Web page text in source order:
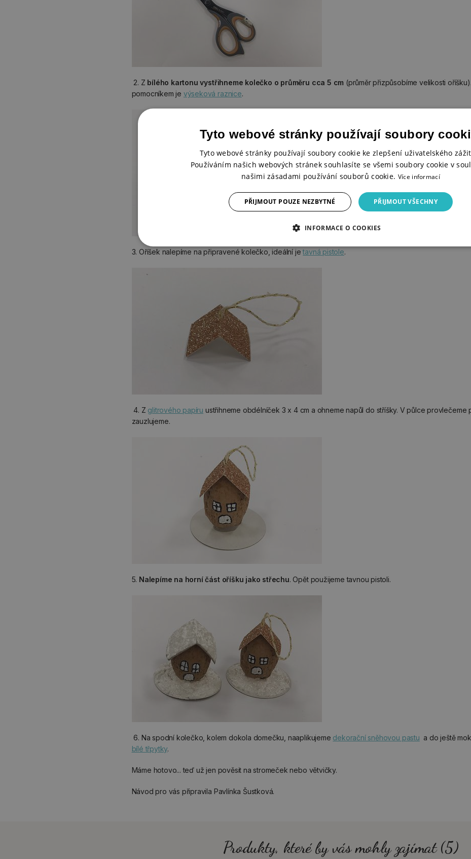
2. Z bílého kartonu vystřihneme kolečko o průměru cca 5 cm (průměr přizpůsobíme velikosti
pomocníkem je výseková raznice.
3. Oříšek nalepíme na připravené kolečko, ideální jetavná pistole.
4. Z glitrového papíru ustřihneme obdélníček 3 x 4 cm a ohneme napůl do stříšky. V půlce
zauzlujeme.
5. Nalepíme na horní část oříšku jako střechu. Opět použijeme tavnou pistoli.
6. Na spodní kolečko, kolem dokola domečku, naaplikujeme dekorační sněhovou pastu a do ještě
bílé třpytky.
Máme hotovo... teď už jen pověsit na stromeček nebo větvičky.
Návod pro vás připravila Pavlínka Šustková.
Produkty, které by vás mohly zajímat (5)
Tyto webové stránky používají soubory
Tyto webové stránky používají soubory cookie ke zlepšení uživatelského
Používáním našich webových stránek souhlasíte se všemi soubory cookie v
našimi zásadami používání souborů cookie. Více informací
PŘIJMOUT VŠECHNY
PŘIJMOUT POUZE NEZBYTNÉ
INFORMACE O COOKIES